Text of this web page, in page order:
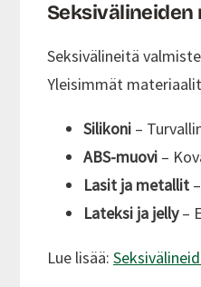
Seksivälineitä
Yleisimmät
Silikoni –
ABS-muovi –
Lasit ja metallit
Lateksi ja jelly–
Lue lisää: